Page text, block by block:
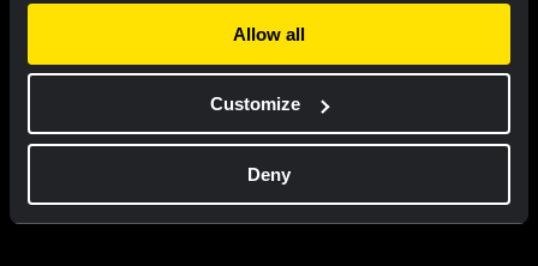
Allow all
Customize
Deny
US$ 47,20